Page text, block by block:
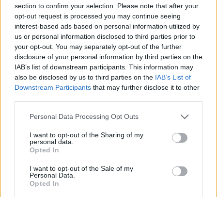
section to confirm your selection. Please note that after your
opt-out request is processed you may continue seeing
interest-based ads based on personal information utilized by
us or personal information disclosed to third parties prior to
your opt-out. You may separately opt-out of the further
disclosure of your personal information by third parties on the
IAB’s list of downstream participants. This information may
also be disclosed by us to third parties on the IAB’s List of
Downstream Participants that may further disclose it to other
Personal Data Processing Opt Outs
I want to opt-out of the Sharing of my
personal data.
Opted In
I want to opt-out of the Sale of my
Personal Data.
Opted In
Διαβάστε περισσότερα→
Δημοσιεύθηκε σεInternet | Taggedreels, Scroll ,TikTok,απάτη
συντροφικότητας,δημιουργία,Εγκέφαλος,ντοπαμίνη,σκέψη,
Ψευδαίσθηση
Η παράξενη αποστροφή προς τα Instagram Reels